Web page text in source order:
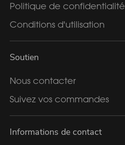
Politique de confidentialité
Conditions d'utilisation
Soutien
Nous contacter
Suivez vos commandes
Informations de contact